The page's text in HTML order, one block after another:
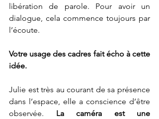
libération de parole. Pour avoir un
dialogue, cela commence toujours par
l’écoute.
Votre usage des cadres fait écho à cette
idée.
Julie est très au courant de sa présence
dans l’espace, elle a conscience d’être
observée. La caméra est une